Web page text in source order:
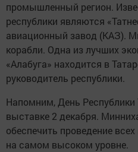
промышленный регион.
республики являются
авиационный завод (КАЗ).
корабли. Одна из лучших
«Алабуга» находится в
руководитель республики.
Напомним, День Республики
выставке 2 декабря.
обеспечить проведение
на самом высоком уровне.